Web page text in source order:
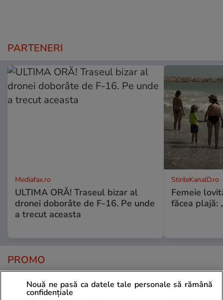
PARTENERI
Mediafax.ro
ULTIMA ORĂ! Traseul bizar al
dronei doborâte de F-16. Pe unde
a trecut aceasta
StirileKanalD.ro
Femeie
făcea plajă:
PROMO
Nouă ne pasă ca datele tale personale să rămână
confidențiale